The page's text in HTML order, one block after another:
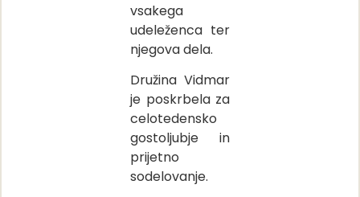
vsakega
udeleženca ter
njegova dela.
Družina Vidmar
je poskrbela za
celotedensko
gostoljubje in
prijetno
sodelovanje.